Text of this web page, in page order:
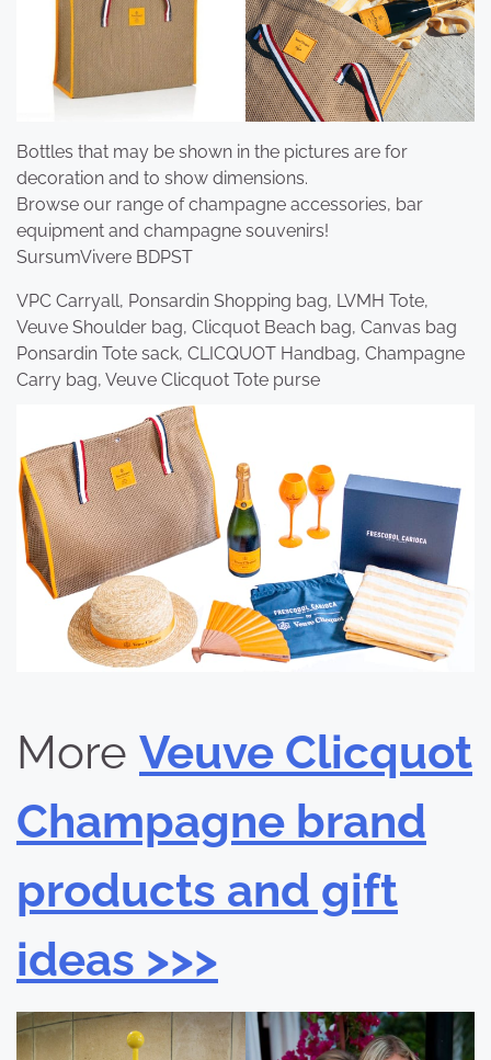
Bottles that may be shown in the pictures are for
decoration and to show dimensions.
Browse our range of champagne accessories, bar
equipment and champagne souvenirs!
SursumVivere BDPST
VPC Carryall, Ponsardin Shopping bag, LVMH Tote,
Veuve Shoulder bag, Clicquot Beach bag, Canvas bag
Ponsardin Tote sack, CLICQUOT Handbag, Champagne
Carry bag, Veuve Clicquot Tote purse
More Veuve Clicquot
Champagne brand
products and gift
ideas >>>